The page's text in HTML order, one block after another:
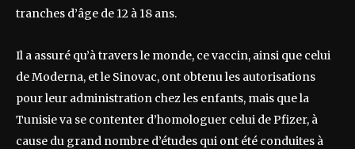
tranches d’âge de 12 à 18 ans.
Il a assuré qu’à travers le monde, ce vaccin, ainsi que celui
de Moderna, et le Sinovac, ont obtenu les autorisations
pour leur administration chez les enfants, mais que la
Tunisie va se contenter d’homologuer celui de Pfizer, à
cause du grand nombre d’études qui ont été conduites à